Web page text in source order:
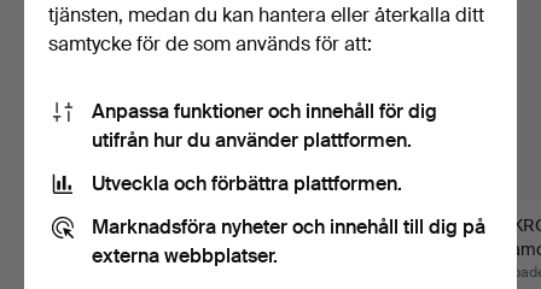
LJUSKRONA, empirstil,
elektrifierad.
LJUSKRONA,
Gustaviansk stil, 1900-
tjänsten, medan du kan hantera eller återkalla ditt
samtycke för de som används för att:
Anpassa funktioner och innehåll för dig
utifrån hur du använder plattformen.
Utveckla och förbättra plattformen.
Marknadsföra nyheter och innehåll till dig på
externa webbplatser.